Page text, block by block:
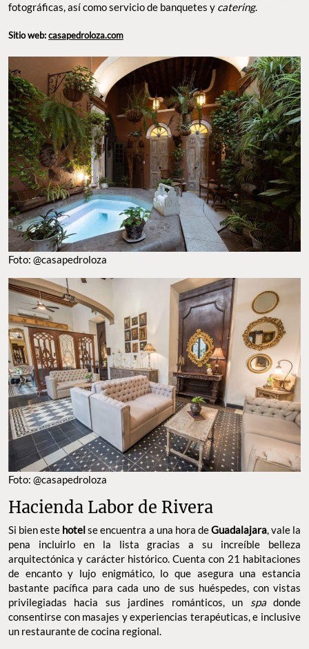
fotográficas, así como servicio de banquetes y catering.
Sitio web:casapedroloza.com
Foto: @casapedroloza
Foto: @casapedroloza
Hacienda Labor de Rivera
Si bien este hotelse encuentra a una hora deGuadalajara, vale la
pena incluirlo en la lista gracias a su increíble belleza
arquitectónica y carácter histórico. Cuenta con 21 habitaciones
de encanto y lujo enigmático, lo que asegura una estancia
bastante pacífica para cada uno de sus huéspedes, con vistas
privilegiadas hacia sus jardines románticos, un
spadonde
consentirse con masajes y experiencias terapéuticas, e inclusive
un restaurante de cocina regional.